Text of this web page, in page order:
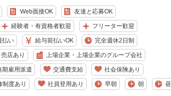
Web面接OK 友達と応募OK
経験者・有資格者歓迎 フリーター歓迎
払い 給与前払いOK 完全週休2日制
店あり 上場企業・上場企業のグループ会社
期雇用派遣 交通費支給 社会保険あり
制度あり 社員登用あり 早朝 朝 昼